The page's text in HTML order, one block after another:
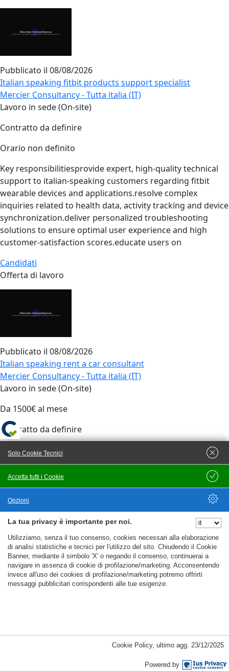
Pubblicato il 08/08/2026
Italian speaking fitbit products support specialist
Mercier Consultancy - Tutta italia (IT)
Lavoro in sede (On-site)
Contratto da definire
Orario non definito
Key responsibilitiesprovide expert, high‑quality technical
support to italian‑speaking customers regarding fitbit
wearable devices and applications.resolve complex
inquiries related to health data, activity tracking and device
synchronization.deliver personalized troubleshooting
solutions to ensure optimal user experience and high
customer‑satisfaction scores.educate users on
Candidati
Offerta di lavoro
Pubblicato il 08/08/2026
Italian speaking rent a car consultant
Mercier Consultancy - Tutta italia (IT)
Lavoro in sede (On-site)
Da 1500€ al mese
Contratto da definire
Orario non definito
Key responsibilitiesgestire le prenotazioni end‑to‑end per
clienti italiani nel settore del noleggio auto.fornire
consulenza su opzioni veicolari, pacchetti assicurativi e
itinerari di viaggio.risolvere richieste complesse relative a
contratti di noleggio, fatturazione e disponibilità dei
veicoli.mantenere alti livelli di soddisfazione cliente
Candidati
Offerta di lavoro
La tua privacy è importante per noi.
Utilizziamo, senza il tuo consenso, cookies necessari alla elaborazione
di analisi statistiche e tecnici per l'utilizzo del sito. Chiudendo il Cookie
Banner, mediante il simbolo 'X' o negando il consenso, continuerai a
navigare in assenza di cookie di profilazione/marketing. Acconsentendo
invece all'uso dei cookies di profilazione/marketing potremo offrirti
messaggi pubblicitari corrispondenti alle tue esigenze.
Accetta tutti i Cookie
Solo Cookie Tecnici
Salva
Opzioni
Nascondi Opzioni
Cookie Policy, ultimo agg. 23/12/2025
Powered by